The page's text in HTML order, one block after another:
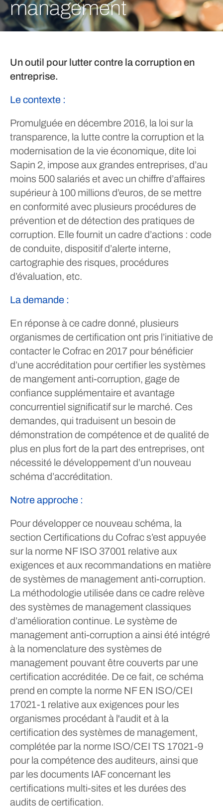
management
Un outil pour lutter contre la corruption en
entreprise.
Le contexte :
Promulguée en décembre 2016, la loi sur la
transparence, la lutte contre la corruption et la
modernisation de la vie économique, dite loi
Sapin 2, impose aux grandes entreprises, d’au
moins 500 salariés et avec un chiffre d’affaires
supérieur à 100 millions d’euros, de se mettre
en conformité avec plusieurs procédures de
prévention et de détection des pratiques de
corruption. Elle fournit un cadre d’actions : code
de conduite, dispositif d’alerte interne,
cartographie des risques, procédures
d’évaluation, etc.
La demande :
En réponse à ce cadre donné, plusieurs
organismes de certification ont pris l’initiative de
contacter le Cofrac en 2017 pour bénéficier
d’une accréditation pour certifier les systèmes
de mangement anti-corruption, gage de
confiance supplémentaire et avantage
concurrentiel significatif sur le marché. Ces
demandes, qui traduisent un besoin de
démonstration de compétence et de qualité de
plus en plus fort de la part des entreprises, ont
nécessité le développement d’un nouveau
schéma d’accréditation.
Notre approche :
Pour développer ce nouveau schéma, la
section Certifications du Cofrac s’est appuyée
sur la norme NF ISO 37001 relative aux
exigences et aux recommandations en matière
de systèmes de management anti-corruption.
La méthodologie utilisée dans ce cadre relève
des systèmes de management classiques
d’amélioration continue. Le système de
management anti-corruption a ainsi été intégré
à la nomenclature des systèmes de
management pouvant être couverts par une
certification accréditée. De ce fait, ce schéma
prend en compte la norme NF EN ISO/CEI
17021-1 relative aux exigences pour les
organismes procédant à l'audit et à la
certification des systèmes de management,
complétée par la norme ISO/CEI TS 17021-9
pour la compétence des auditeurs, ainsi que
par les documents IAF concernant les
certifications multi-sites et les durées des
audits de certification.